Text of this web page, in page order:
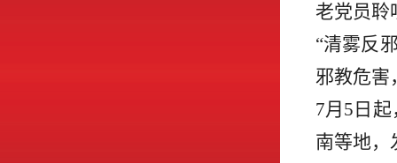
老党员聆
“清雾反
邪教危害
7月5日
南等地，